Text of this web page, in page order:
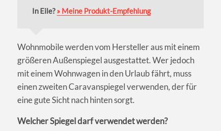
In Eile?» Meine Produkt-Empfehlung
Wohnmobile werden vom Hersteller aus mit einem
größeren Außenspiegel ausgestattet. Wer jedoch
mit einem Wohnwagen in den Urlaub fährt, muss
einen zweiten Caravanspiegel verwenden, der für
eine gute Sicht nach hinten sorgt.
Welcher Spiegel darf verwendet werden?